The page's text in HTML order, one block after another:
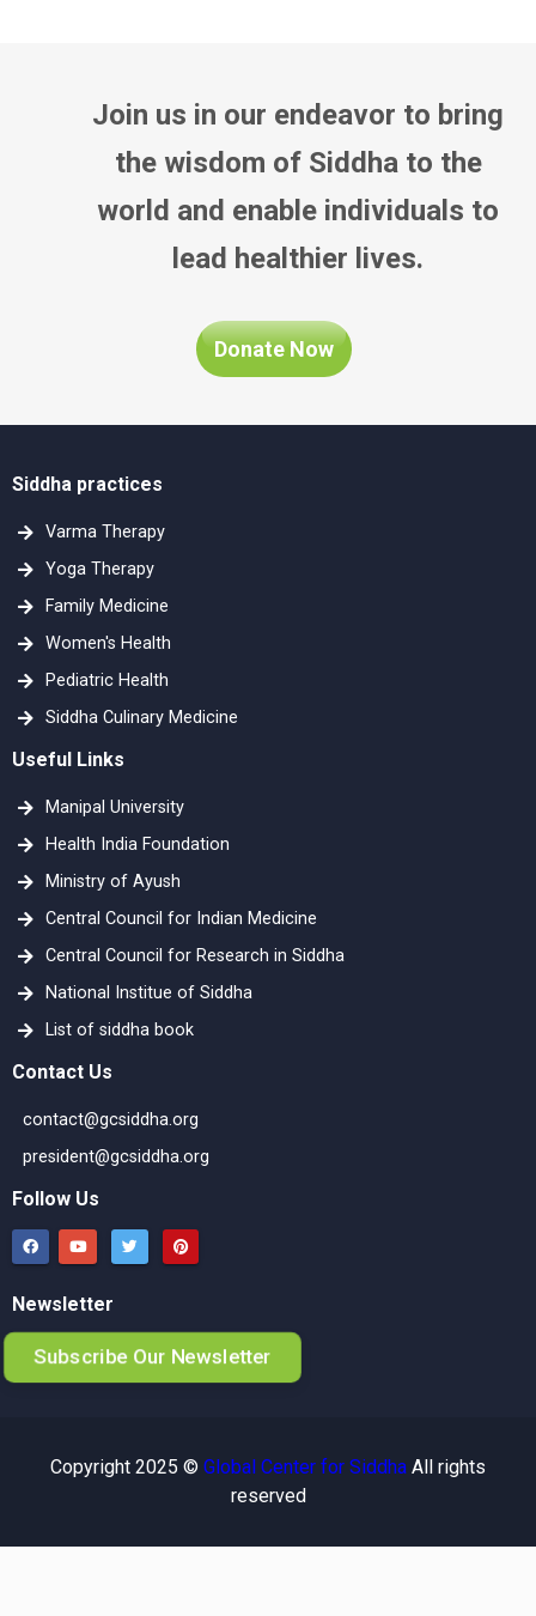
Join us in our endeavor to bring
the wisdom of Siddha to the
world and enable individuals to
lead healthier lives.
Donate Now
Siddha practices
Varma Therapy
Yoga Therapy
Family Medicine
Women's Health
Pediatric Health
Siddha Culinary Medicine
Useful Links
Manipal University
Health India Foundation
Ministry of Ayush
Central Council for Indian Medicine
Central Council for Research in Siddha
National Institue of Siddha
List of siddha book
Contact Us
contact@gcsiddha.org
president@gcsiddha.org
Follow Us
Newsletter
Subscribe Our Newsletter
Copyright 2025 © Global Center for Siddha All rights
reserved